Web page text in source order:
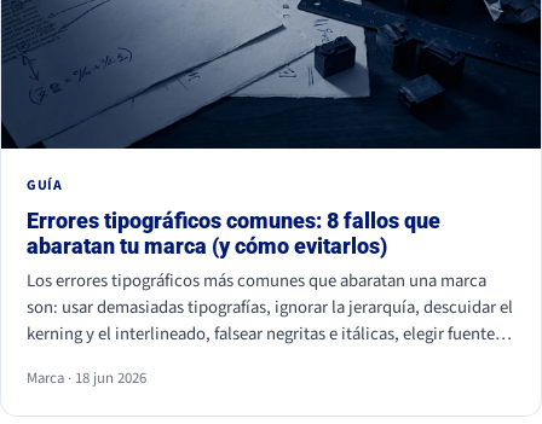
GUÍA
Errores tipográficos comunes: 8 fallos que
abaratan tu marca (y cómo evitarlos)
Los errores tipográficos más comunes que abaratan una marca
son: usar demasiadas tipografías, ignorar la jerarquía, descuidar el
kerning y el interlineado, falsear negritas e itálicas, elegir fuentes
licencia y ser idéntico a la competencia. Casi ninguno se nota de
uno en uno, pero juntos hacen que tu marca parezca improvisada.
Marca · 18 jun 2026